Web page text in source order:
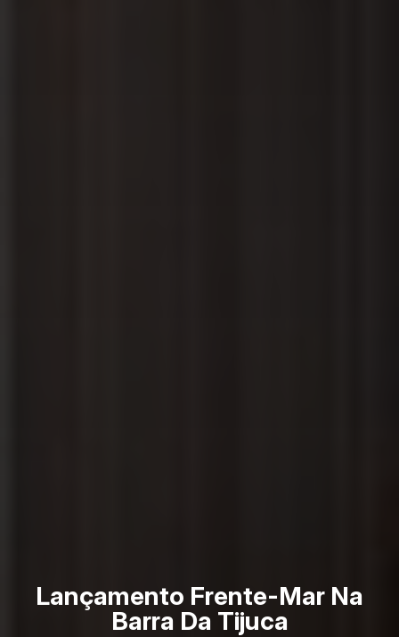
Lançamento Frente-Mar Na
Barra Da Tijuca